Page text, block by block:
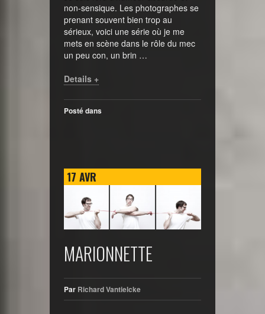
non-sensique. Les photographes se
prenant souvent bien trop au
sérieux, voici une série où je me
mets en scène dans le rôle du mec
un peu con, un brin …
Details +
Posté dans
17 AVR
MARIONNETTE
Par Richard Vantielcke